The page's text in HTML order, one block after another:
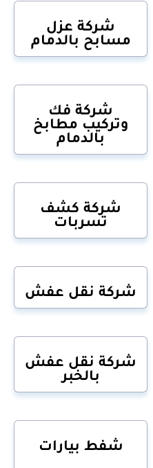
شركة عزل
مسابح بالدمام
شركة فك
وتركيب مطابخ
بالدمام
شركة كشف
تسربات
شركة نقل عفش
شركة نقل عفش
بالخبر
شفط بيارات